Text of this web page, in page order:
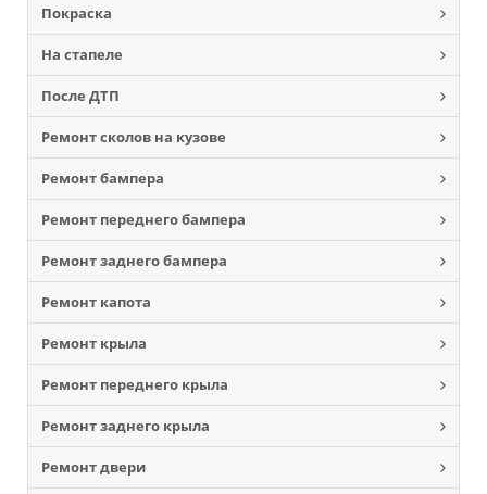
Покраска
На стапеле
После ДТП
Ремонт сколов на кузове
Ремонт бампера
Ремонт переднего бампера
Ремонт заднего бампера
Ремонт капота
Ремонт крыла
Ремонт переднего крыла
Ремонт заднего крыла
Ремонт двери